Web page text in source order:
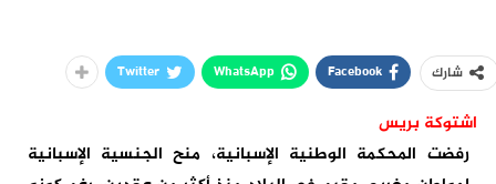
شارك Facebook
WhatsApp
Twitter
اشتوكة بريس
رفضت المحكمة الوطنية الإسبانية، منح الجنسية الإسبانية